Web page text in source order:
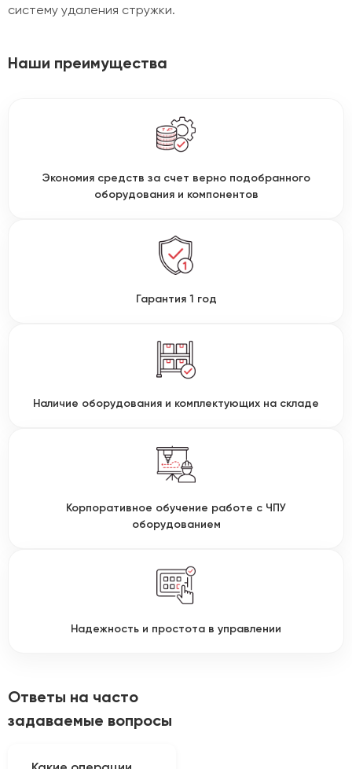
систему удаления стружки.
Наши преимущества
Экономия средств за счет верно подобранного
оборудования и компонентов
Гарантия 1 год
Наличие оборудования и комплектующих на складе
Корпоративное обучение работе с ЧПУ
оборудованием
Надежность и простота в управлении
Ответы на часто
задаваемые вопросы